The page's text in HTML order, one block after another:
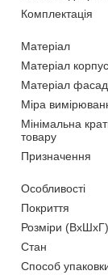
Комплектація
Матеріал
Матеріал
Матеріал
Міра
Мінімальна
товару
Призначення
Особливості
Покриття
Розміри (ВхШхГ)
Стан
Способ